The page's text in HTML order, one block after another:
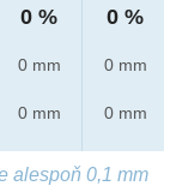
0 %
0 mm
0 mm
0 %
0 mm
0 mm
alespoň 0,1 mm